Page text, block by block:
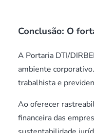
Conclusão: O
A Portaria DTI/
ambiente
trabalhista e
Ao oferecer
financeira das